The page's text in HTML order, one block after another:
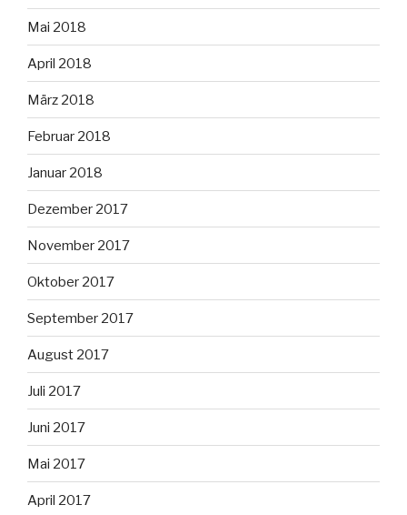
Mai 2018
April 2018
März 2018
Februar 2018
Januar 2018
Dezember 2017
November 2017
Oktober 2017
September 2017
August 2017
Juli 2017
Juni 2017
Mai 2017
April 2017